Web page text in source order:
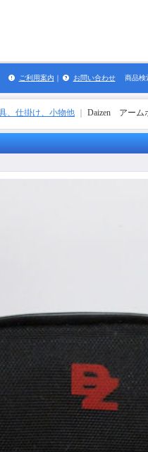
ご利用案内 ｜ お問い合わせ 商品検
、仕掛け、小物他 Daizen アーム